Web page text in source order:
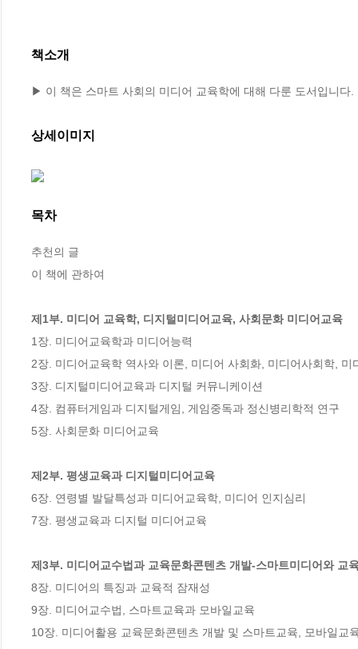
책소개
▶ 이 책은 스마트 사회의 미디어 교육학에 대해 다룬 도서입니
상세이미지
목차
추천의 글
이 책에 관하여
제1부. 미디어 교육학, 디지털미디어교육, 사회문화 미디어교육
1장. 미디어교육학과 미디어능력
2장. 미디어교육학 역사와 이론, 미디어 사회화, 미디어사회학, 미
3장. 디지털미디어교육과 디지털 커뮤니케이션
4장. 컴퓨터게임과 디지털게임, 게임중독과 정신병리학적 연구
5장. 사회문화 미디어교육
제2부. 평생교육과 디지털미디어교육
6장. 연령별 발달특성과 미디어교육학, 미디어 인지심리
7장. 평생교육과 디지털 미디어교육
제3부. 미디어교수법과 교육문화콘텐츠 개발-스마트미디어와 교
8장. 미디어의 특징과 교육적 잠재성
9장. 미디어교수법, 스마트교육과 모바일교육
10장. 미디어활용 교육문화콘텐츠 개발 및 스마트교육, 모바일교